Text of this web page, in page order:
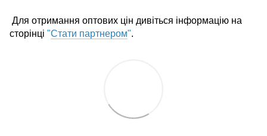
Для отримання оптових цін дивіться інформацію на
сторінці "Стати партнером".